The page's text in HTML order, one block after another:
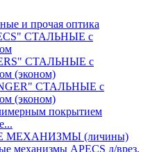
и прочая оптика
СТАЛЬНЫЕ с
СТАЛЬНЫЕ с
(эконом)
СТАЛЬНЫЕ с
(эконом)
покрытием
(личины)
механизмы APECS д/врез.